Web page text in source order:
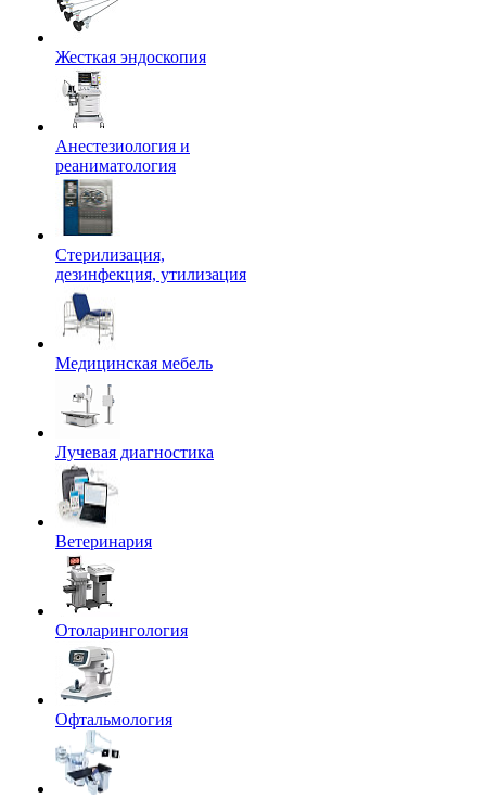
Жесткая эндоскопия
Анестезиология и
реаниматология
Стерилизация,
дезинфекция, утилизация
Медицинская мебель
Лучевая диагностика
Ветеринария
Отоларингология
Офтальмология